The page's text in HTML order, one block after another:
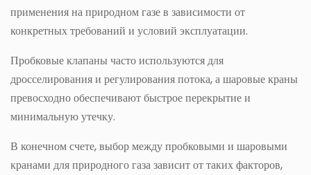
применения на природном газе в зависимости от
конкретных требований и условий эксплуатации.
Пробковые клапаны часто используются для
дросселирования и регулирования потока, а шаровые краны
превосходно обеспечивают быстрое перекрытие и
минимальную утечку.
В конечном счете, выбор между пробковыми и шаровыми
кранами для природного газа зависит от таких факторов,